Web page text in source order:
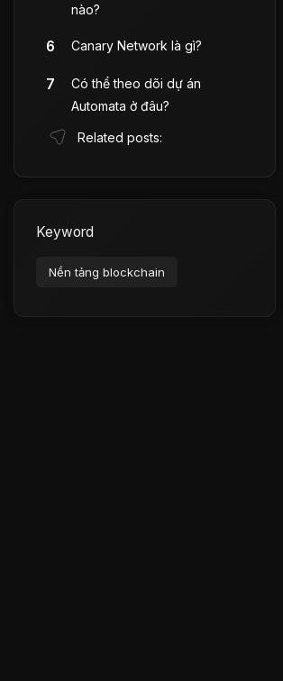
nào?
Canary Network là gì?
Có thể theo dõi dự án
Automata ở đâu?
Related posts:
Keyword
Nền tảng blockchain